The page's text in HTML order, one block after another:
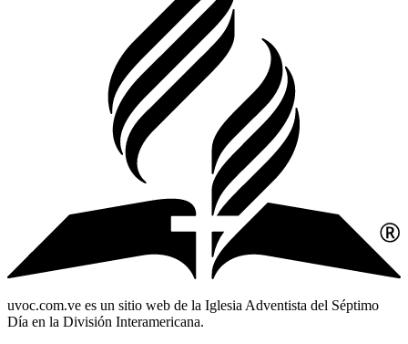
uvoc.com.ve es un sitio web de la Iglesia Adventista del Séptimo
Día en la División Interamericana.